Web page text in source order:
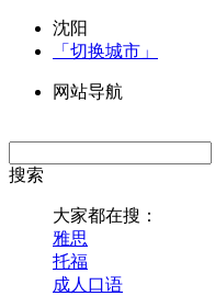
沈阳
「切换城市」
网站导航
搜索
大家都在搜：
雅思
托福
成人口语